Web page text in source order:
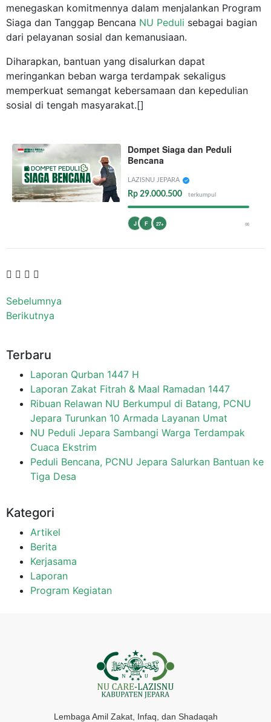
menegaskan komitmennya dalam menjalankan Program
Siaga dan Tanggap Bencana NU Peduli sebagai bagian
dari pelayanan sosial dan kemanusiaan.
Diharapkan, bantuan yang disalurkan dapat
meringankan beban warga terdampak sekaligus
memperkuat semangat kebersamaan dan kepedulian
sosial di tengah masyarakat.[]
Dompet Siaga dan Peduli
Bencana
LAZISNU JEPARA
Rp 29.000.500 terkumpul
J F 27+ ∞
Sebelumnya
Berikutnya
Terbaru
Laporan Qurban 1447 H
Laporan Zakat Fitrah & Maal Ramadan 1447
Ribuan Relawan NU Berkumpul di Batang, PCNU
Jepara Turunkan 10 Armada Layanan Umat
NU Peduli Jepara Sambangi Warga Terdampak
Cuaca Ekstrim
Peduli Bencana, PCNU Jepara Salurkan Bantuan ke
Tiga Desa
Kategori
Artikel
Berita
Kerjasama
Laporan
Program Kegiatan
Lembaga Amil Zakat, Infaq, dan Shadaqah